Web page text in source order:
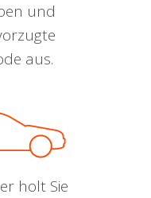
und
aus.
holt Sie